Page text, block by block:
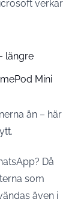
verkar
längre
Mini
än – här
? Då
som
även i